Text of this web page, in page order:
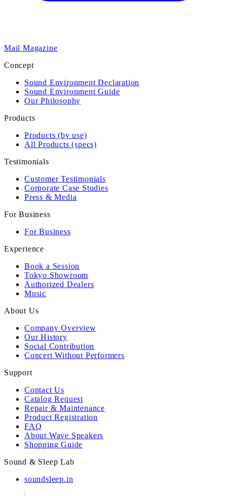
Mail Magazine
Concept
Sound Environment Declaration
Sound Environment Guide
Our Philosophy
Products
Products (by use)
All Products (specs)
Testimonials
Customer Testimonials
Corporate Case Studies
Press & Media
For Business
For Business
Experience
Book a Session
Tokyo Showroom
Authorized Dealers
Music
About Us
Company Overview
Our History
Social Contribution
Concert Without Performers
Support
Contact Us
Catalog Request
Repair & Maintenance
Product Registration
FAQ
About Wave Speakers
Shopping Guide
Sound & Sleep Lab
soundsleep.in